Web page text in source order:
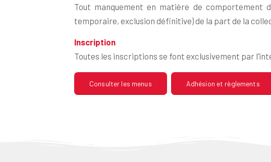
Tout manquement en matière de comportement
temporaire, exclusion définitive) de la part de la
Inscription
Toutes les inscriptions se font exclusivement par
Consulter les menus Adhésion et règlements